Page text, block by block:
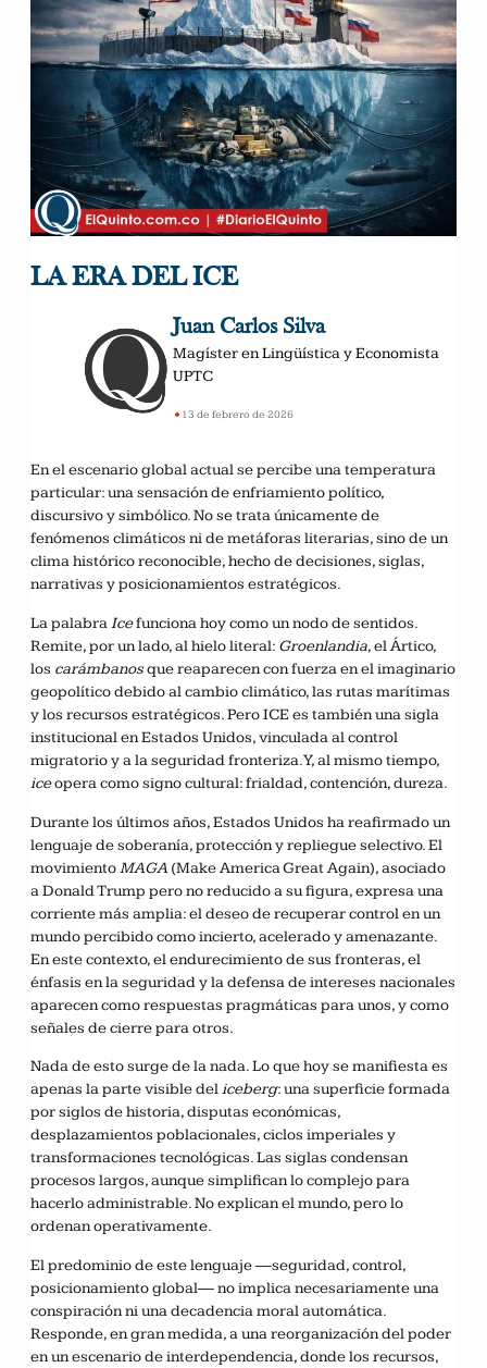
LA ERA DEL ICE
Juan Carlos Silva
Magíster en Lingüística y Economista
UPTC
• 13 de febrero de 2026
En el escenario global actual se percibe una temperatura
particular: una sensación de enfriamiento político,
discursivo y simbólico. No se trata únicamente de
fenómenos climáticos ni de metáforas literarias, sino de un
clima histórico reconocible, hecho de decisiones, siglas,
narrativas y posicionamientos estratégicos.
La palabraIcefunciona hoy como un nodo de sentidos.
Remite, por un lado, al hielo literal: Groenlandia, el Ártico,
los carámbanosque reaparecen con fuerza en el imaginario
geopolítico debido al cambio climático, las rutas marítimas
y los recursos estratégicos. Pero ICE es también una sigla
institucional en Estados Unidos, vinculada al control
migratorio y a la seguridad fronteriza. Y, al mismo tiempo,
iceopera como signo cultural: frialdad, contención, dureza.
Durante los últimos años, Estados Unidos ha reafirmado un
lenguaje de soberanía, protección y repliegue selectivo. El
movimientoMAGA(Make America Great Again), asociado
a Donald Trump pero no reducido a su figura, expresa una
corriente más amplia: el deseo de recuperar control en un
mundo percibido como incierto, acelerado y amenazante.
En este contexto, el endurecimiento de sus fronteras, el
énfasis en la seguridad y la defensa de intereses nacionales
aparecen como respuestas pragmáticas para unos, y como
señales de cierre para otros.
Nada de esto surge de la nada. Lo que hoy se manifiesta es
apenas la parte visible deliceberg: una superficie formada
por siglos de historia, disputas económicas,
desplazamientos poblacionales, ciclos imperiales y
transformaciones tecnológicas. Las siglas condensan
procesos largos, aunque simplifican lo complejo para
hacerlo administrable. No explican el mundo, pero lo
ordenan operativamente.
El predominio de este lenguaje —seguridad, control,
posicionamiento global— no implica necesariamente una
conspiración ni una decadencia moral automática.
Responde, en gran medida, a una reorganización del poder
en un escenario de interdependencia, donde los recursos,